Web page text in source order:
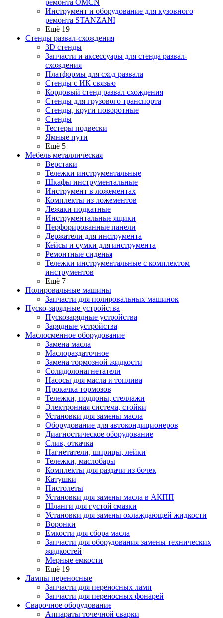
ремонта OMCN
Инструмент и оборудование для кузовного
ремонта STANZANI
Ещё 19
Стенды развал-схождения
3D стенды
Запчасти и аксессуары для стенда развал-
схождения
Платформы для сход развала
Стенды с ИК связью
Кордовый стенд развал схождения
Стенды для грузового транспорта
Стенды, круги поворотные
Стенды
Тестеры подвески
Ямные пути
Ещё 5
Мебель металлическая
Верстаки
Тележки инструментальные
Шкафы инструментальные
Инструмент в ложементах
Комплекты из ложементов
Лежаки подкатные
Инструментальные ящики
Перфорированные панели
Держатели для инструмента
Кейсы и сумки для инструмента
Ремонтные сиденья
Тележки инструментальные с комплектом
инструментов
Ещё 7
Полировальные машины
Запчасти для полировальных машинок
Пуско-зарядные устройства
Пускозарядные устройства
Зарядные устройства
Маслосменное оборудование
Замена масла
Маслораздаточное
Замена тормозной жидкости
Солидолонагнетатели
Насосы для масла и топлива
Прокачка тормозов
Тележки, поддоны, стеллажи
Электронная система, стойки
Установки для замены масла
Оборудование для автокондиционеров
Диагностическое оборудование
Слив, откачка
Нагнетатели, шприцы, лейки
Тележки, маслобары
Комплекты для раздачи из бочек
Катушки
Пистолеты
Установки для замены масла в АКПП
Шланги для густой смазки
Установки для замены охлаждающей жидкости
Воронки
Емкости для сбора масла
Запчасти для оборудования замены технических
жидкостей
Мерные емкости
Ещё 19
Лампы переносные
Запчасти для переносных ламп
Запчасти для переносных фонарей
Сварочное оборудование
Аппараты точечной сварки